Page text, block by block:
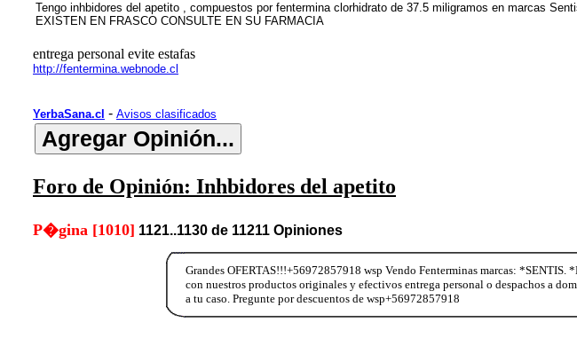
Tengo inhbidores del apetito , compuestos por fentermina clorhidrato de 37.5 miligramos en marcas
EXISTEN EN FRASCO CONSULTE EN SU FARMACIA
entrega personal evite estafas
http://fentermina.webnode.cl
YerbaSana.cl - Avisos clasificados
Foro de Opinión: Inhbidores del apetito
P�gina [1010] 1121..1130 de 11211 Opiniones
Grandes OFERTAS!!!+56972857918 wsp Vendo Fenterminas marcas:
con nuestros productos originales y efectivos entrega personal o despachos a
a tu caso. Pregunte por descuentos de wsp+56972857918